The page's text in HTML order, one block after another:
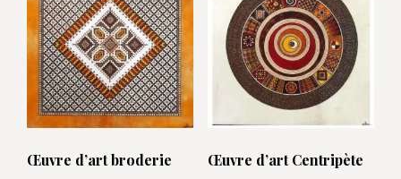
Œuvre d’art broderie Œuvre d’art Centripète